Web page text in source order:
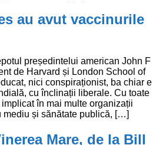
au avut vaccinurile
președintelui american John F
de Harvard și London School of
nici conspiraționist, ba chiar e
cu înclinații liberale. Cu toate
în mai multe organizații
mediu și sănătate publică, […]
Mare, de la Bill